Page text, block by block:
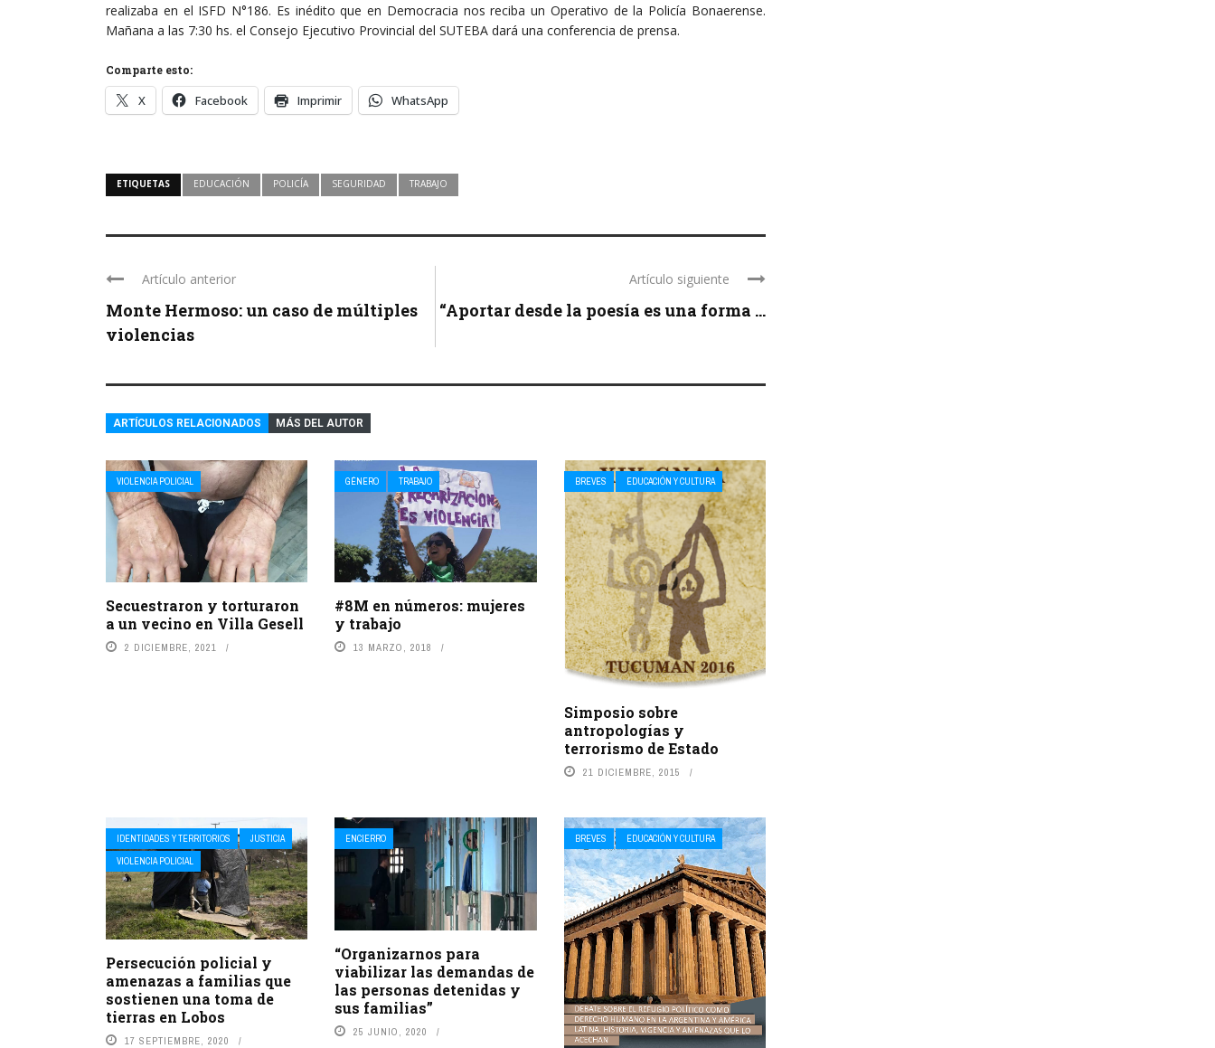
realizaba en el ISFD N°186. Es inédito que en Democracia nos reciba un Operativo de la Policía Bonaerense.
Mañana a las 7:30 hs. el Consejo Ejecutivo Provincial del SUTEBA dará una conferencia de prensa.
Comparte esto:
X Facebook Imprimir WhatsApp
ETIQUETAS EDUCACIÓN POLICÍA SEGURIDAD TRABAJO
Artículo anterior
Monte Hermoso: un caso de múltiples
violencias
Artículo siguiente
“Aportar desde la poesía es una forma ...
ARTÍCULOS RELACIONADOS MÁS DEL AUTOR
VIOLENCIA POLICIAL
Secuestraron y torturaron
a un vecino en Villa Gesell
2 DICIEMBRE, 2021
GÉNERO TRABAJO
#8M en números: mujeres
y trabajo
13 MARZO, 2018
BREVES EDUCACIÓN Y CULTURA
Simposio sobre
antropologías y
terrorismo de Estado
21 DICIEMBRE, 2015
IDENTIDADES Y TERRITORIOS
JUSTICIA
VIOLENCIA POLICIAL
Persecución policial y
amenazas a familias que
sostienen una toma de
tierras en Lobos
17 SEPTIEMBRE, 2020
ENCIERRO
“Organizarnos para
viabilizar las demandas de
las personas detenidas y
sus familias”
25 JUNIO, 2020
BREVES EDUCACIÓN Y CULTURA